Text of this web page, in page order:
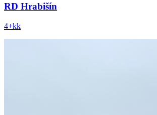
RD Hrabišín
4+kk